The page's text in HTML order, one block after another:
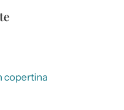
copertina